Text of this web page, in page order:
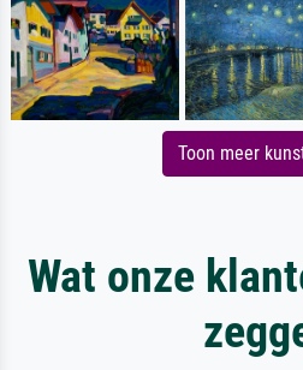
Toon meer
Wat onze